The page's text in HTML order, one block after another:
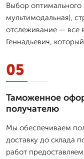
Выбор оптимального
мультимодальная),
отслеживание — все
Геннадьевич,
05
Таможенное
получателю
Мы обеспечиваем
доставку до склада
работ